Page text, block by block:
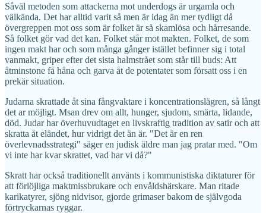
Såväl metoden som attackerna mot underdogs är urgamla och
välkända. Det har alltid varit så men är idag än mer tydligt då
övergreppen mot oss som är folket är så skamlösa och hårresande.
Så folket gör vad det kan. Folket står mot makten. Folket, de som
ingen makt har och som många gånger istället befinner sig i total
vanmakt, griper efter det sista halmstrået som står till buds: Att
åtminstone få håna och garva åt de potentater som försatt oss i en
prekär situation.
Judarna skrattade åt sina fångvaktare i koncentrationslägren, så långt
det ar möjligt. Msan drev om allt, hunger, sjudom, smärta, lidande,
död. Judar har överhuvudtaget en livskraftig tradition av satir och att
skratta åt eländet, hur vidrigt det än är. "Det är en ren
överlevnadsstrategi" säger en judisk äldre man jag pratar med. "Om
vi inte har kvar skrattet, vad har vi då?"
Skratt har också traditionellt använts i kommunistiska diktaturer för
att förlöjliga maktmissbrukare och envåldshärskare. Man ritade
karikatyrer, sjöng nidvisor, gjorde grimaser bakom de självgoda
förtryckarnas ryggar.